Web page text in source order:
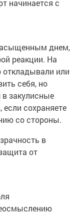
начинается с
днем,
реакции. На
откладывали или
себя, но
закулисные
если сохраняете
со стороны.
в
от